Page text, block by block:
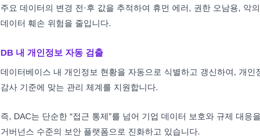
주요 데이터의 변경 전·후 값을 추적하여 휴먼 에러, 권한 오남용, 악
데이터 훼손 위험을 줄입니다.
DB 내 개인정보 자동 검출
데이터베이스 내 개인정보 현황을 자동으로 식별하고 갱신하여, 개인
감사 기준에 맞는 관리 체계를 지원합니다.
즉, DAC는 단순한 “접근 통제”를 넘어 기업 데이터 보호와 규제 대응
거버넌스 수준의 보안 플랫폼으로 진화하고 있습니다.